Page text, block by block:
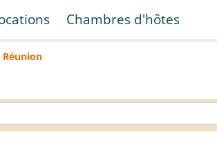
Chambres d'hôtes
Réunion